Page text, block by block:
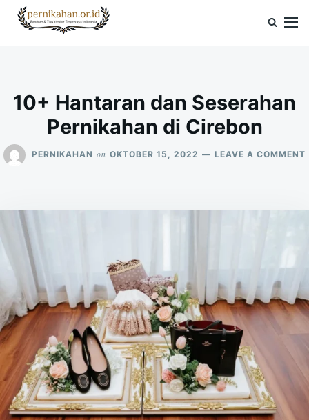
SkipSearch
for:
10+ Hantaran dan Seserahan
Pernikahan di Cirebon
PERNIKAHAN on OKTOBER 15, 2022 LEAVE A COMMENT